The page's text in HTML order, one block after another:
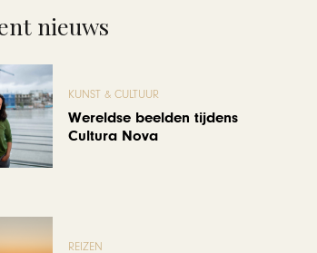
nieuws
KUNST & CULTUUR
Wereldse beelden tijdens
Cultura Nova
REIZEN